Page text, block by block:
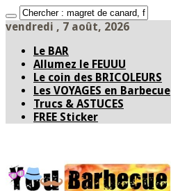
vendredi , 7 août, 2026
Le BAR
Allumez le FEUUU
Le coin des BRICOLEURS
Les VOYAGES en Barbecue
Trucs & ASTUCES
FREE Sticker